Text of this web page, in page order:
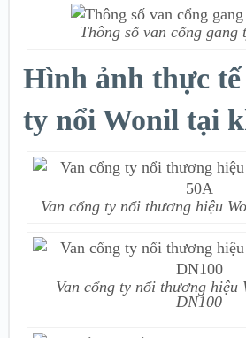
Thông số van cổng gang
Hình ảnh thực tế
ty nổi Wonil tại
Van cổng ty nổi thương hiệu
Van cổng ty nổi thương hiệu
DN100